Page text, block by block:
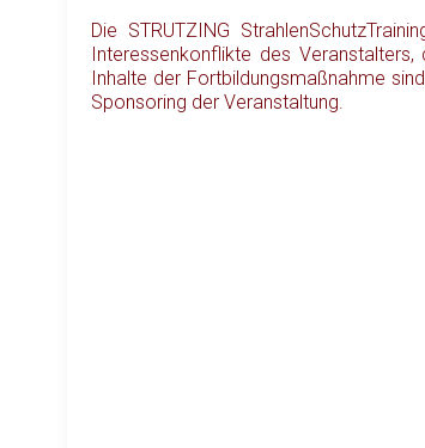
Die STRUTZING
Interessenkonflikte des
Inhalte der Fortbildungsmaßnahme
Sponsoring der Veranstaltung.